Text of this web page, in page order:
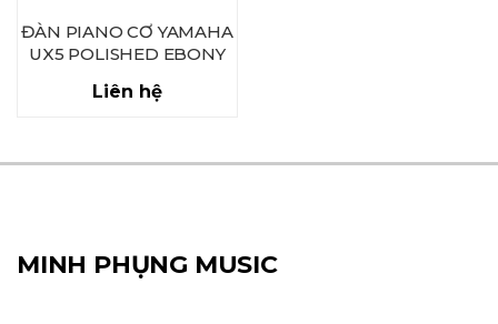
ĐÀN PIANO CƠ YAMAHA
UX5 POLISHED EBONY
Liên hệ
MINH PHỤNG MUSIC